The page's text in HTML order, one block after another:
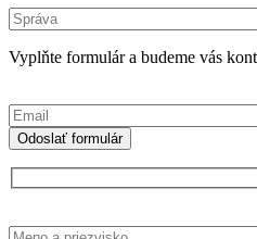
Vyplňte formulár a budeme vás